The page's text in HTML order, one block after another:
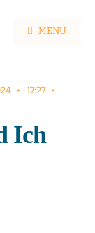
MENU
• 17:27 •
Ich